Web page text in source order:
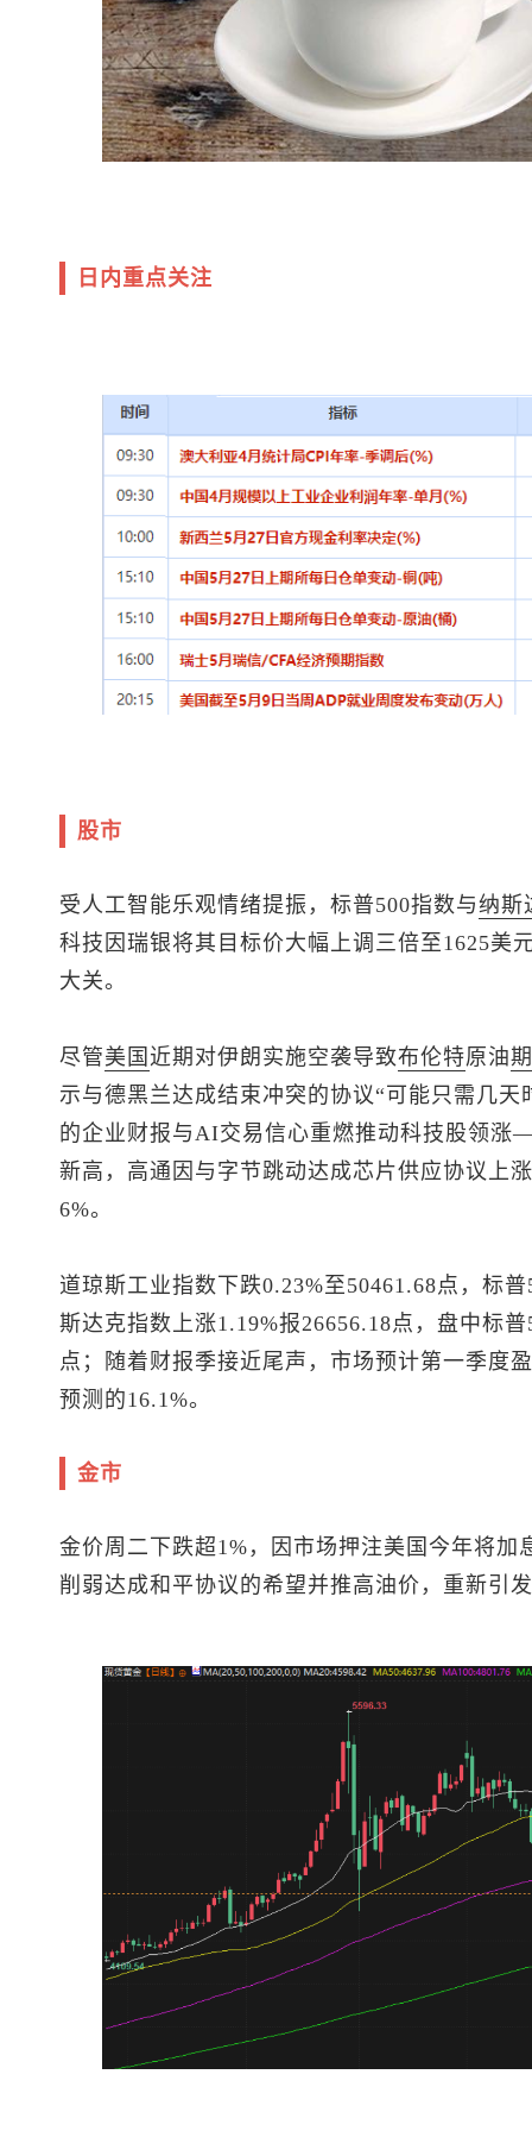
日内重点关注
股市
受人工智能乐观情绪提振， 标普500指数与纳斯
科技因瑞银将其目标价大幅上调三倍至1625美
大关。
尽管美国 近期对伊朗实施空袭导致布伦特原油
示与德黑兰达成结束冲突的协议“可能只需几
的企业财报与AI交易信心重燃推动科技股领
新高，高通因与字节跳动达成芯片供应协议上
6%。
道琼斯工业指数下跌0.23%至50461.68点， 标普
斯达克指数上涨1.19%报26656.18点，盘中标普
点；随着财报季接近尾声，市场预计第一季度
预测的16.1%。
金市
金价周二下跌超1%，因市场押注美国今年将
削弱达成和平协议的希望并推高油价，重新引